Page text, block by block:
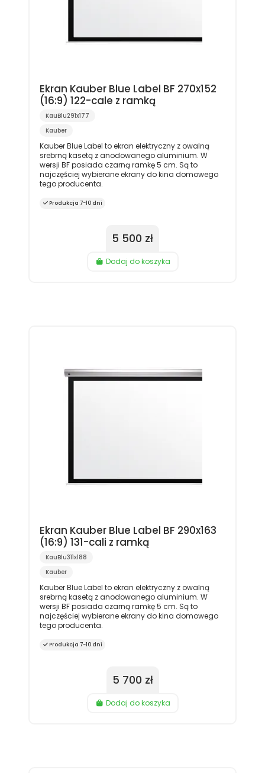
Ekran Kauber Blue Label BF 270x152
(16:9) 122-cale z ramką
KauBlu291x177
Kauber
Kauber Blue Label to ekran elektryczny z owalną
srebrną kasetą z anodowanego aluminium. W
wersji BF posiada czarną ramkę 5 cm. Są to
najczęściej wybierane ekrany do kina domowego
tego producenta.
Produkcja 7-10 dni
5 500 zł
Dodaj do koszyka
Ekran Kauber Blue Label BF 290x163
(16:9) 131-cali z ramką
KauBlu311x188
Kauber
Kauber Blue Label to ekran elektryczny z owalną
srebrną kasetą z anodowanego aluminium. W
wersji BF posiada czarną ramkę 5 cm. Są to
najczęściej wybierane ekrany do kina domowego
tego producenta.
Produkcja 7-10 dni
5 700 zł
Dodaj do koszyka